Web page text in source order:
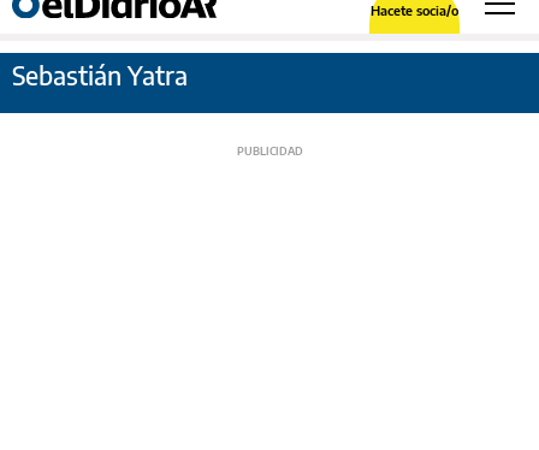
Hacete socia/o
Sebastián Yatra